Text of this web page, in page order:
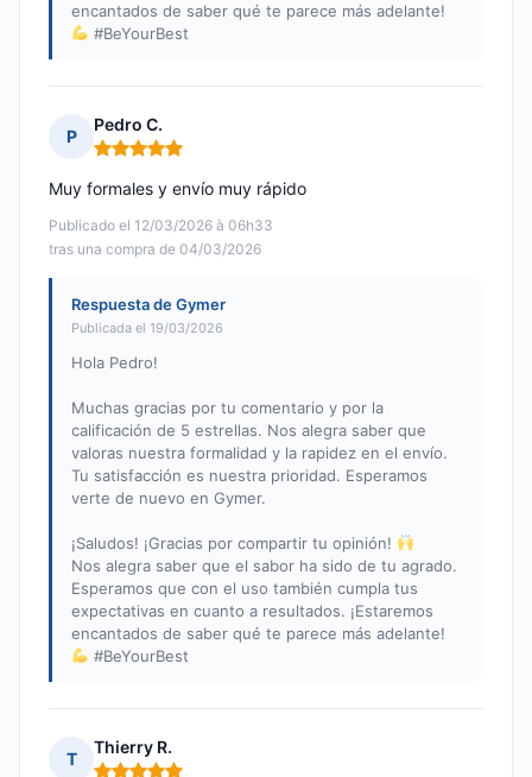
encantados de saber qué te parece más adelante!
#BeYourBest
P
Pedro C.
Nota: 5 de 5
Publicado el 12/03/2026 à 06h33
tras una compra de 04/03/2026
Muy formales y envío muy rápido
Respuesta de Gymer
Publicada el 19/03/2026
Hola Pedro!
Muchas gracias por tu comentario y por la
calificación de 5 estrellas. Nos alegra saber que
valoras nuestra formalidad y la rapidez en el envío.
Tu satisfacción es nuestra prioridad. Esperamos
verte de nuevo en Gymer.
¡Saludos! ¡Gracias por compartir tu opinión!
Nos alegra saber que el sabor ha sido de tu agrado.
Esperamos que con el uso también cumpla tus
expectativas en cuanto a resultados. ¡Estaremos
encantados de saber qué te parece más adelante!
#BeYourBest
T
Thierry R.